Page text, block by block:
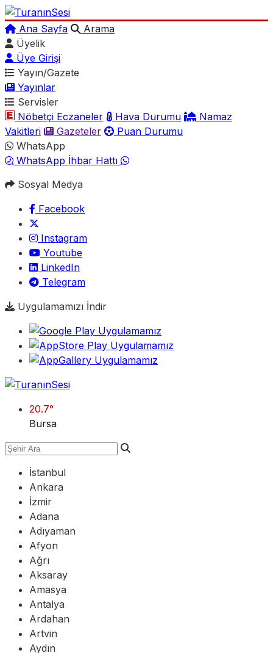
Ana Sayfa
Arama
Üyelik
Üye Girişi
Yayın/Gazete
Yayınlar
Servisler
Nöbetçi Eczaneler
Hava Durumu
Namaz
Vakitleri
Gazeteler
Puan Durumu
WhatsApp
WhatsApp İhbar Hattı
Sosyal Medya
Facebook
Instagram
Youtube
LinkedIn
Telegram
Uygulamamızı İndir
20.7°
Bursa
İstanbul
Ankara
İzmir
Adana
Adıyaman
Afyon
Ağrı
Aksaray
Amasya
Antalya
Ardahan
Artvin
Aydın